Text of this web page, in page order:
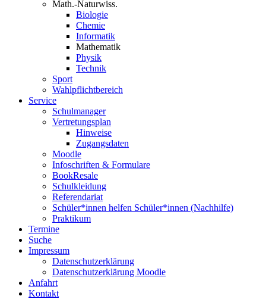
Math.-Naturwiss.
Biologie
Chemie
Informatik
Mathematik
Physik
Technik
Sport
Wahlpflichtbereich
Service
Schulmanager
Vertretungsplan
Hinweise
Zugangsdaten
Moodle
Infoschriften & Formulare
BookResale
Schulkleidung
Referendariat
Schüler*innen helfen Schüler*innen (Nachhilfe)
Praktikum
Termine
Suche
Impressum
Datenschutzerklärung
Datenschutzerklärung Moodle
Anfahrt
Kontakt